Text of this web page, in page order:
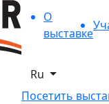
О
выставке
Ru
Посетить